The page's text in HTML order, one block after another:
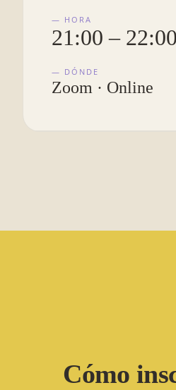
— HORA
21:00 – 22:00
— DÓNDE
Zoom · Online
Cómo